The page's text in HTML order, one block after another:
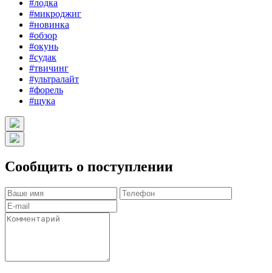
#лодка
#микроджиг
#новинка
#обзор
#окунь
#судак
#твичинг
#ультралайт
#форель
#щука
Сообщить о поступлении